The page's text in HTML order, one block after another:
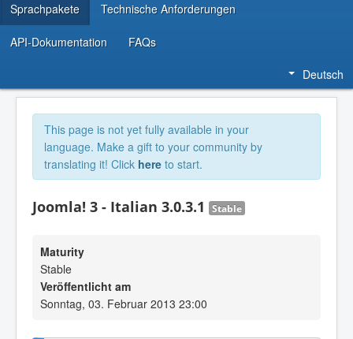
Sprachpakete Technische Anforderungen
API-Dokumentation FAQs
Deutsch
This page is not yet fully available in your
language. Make a gift to your community by
translating it! Click here to start.
Joomla! 3 - Italian 3.0.3.1 Stable
Maturity
Stable
Veröffentlicht am
Sonntag, 03. Februar 2013 23:00